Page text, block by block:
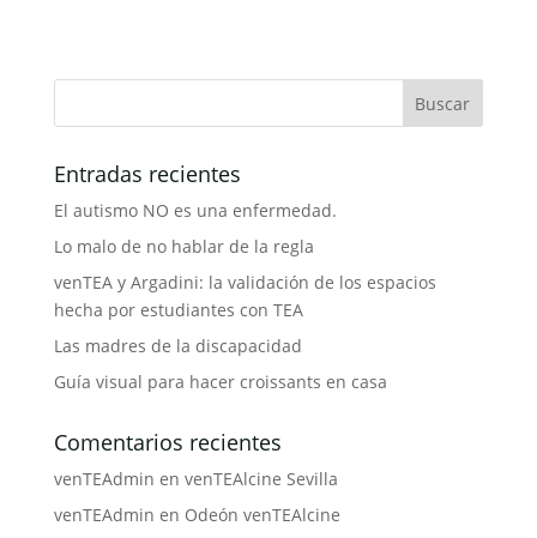
Entradas recientes
El autismo NO es una enfermedad.
Lo malo de no hablar de la regla
venTEA y Argadini: la validación de los espacios
hecha por estudiantes con TEA
Las madres de la discapacidad
Guía visual para hacer croissants en casa
Comentarios recientes
venTEAdmin en venTEAlcine Sevilla
venTEAdmin en Odeón venTEAlcine